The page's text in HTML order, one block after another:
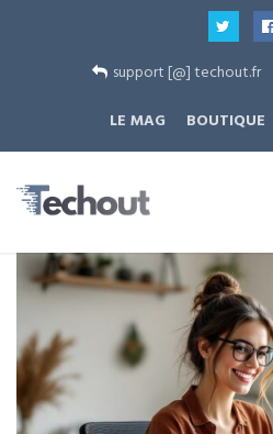
support [@] techout.fr
LE MAG
BOUTIQUE